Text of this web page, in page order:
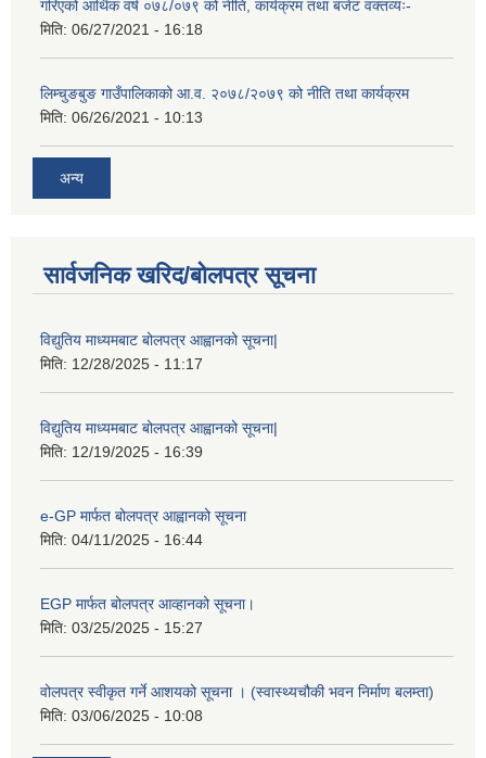
गरिएको आर्थिक वर्ष ०७८/०७९ को नीति, कार्यक्रम तथा बजेट वक्तव्यः-
मिति: 06/27/2021 - 16:18
लिम्चुङबुङ गाउँपालिकाको आ.व. २०७८/२०७९ को नीति तथा कार्यक्रम
मिति: 06/26/2021 - 10:13
अन्य
सार्वजनिक खरिद/बोलपत्र सूचना
विद्युतिय माध्यमबाट बोलपत्र आह्वानको सूचना|
मिति: 12/28/2025 - 11:17
विद्युतिय माध्यमबाट बोलपत्र आह्वानको सूचना|
मिति: 12/19/2025 - 16:39
e-GP मार्फत बोलपत्र आह्वानको सूचना
मिति: 04/11/2025 - 16:44
EGP मार्फत बोलपत्र आव्हानको सूचना।
मिति: 03/25/2025 - 15:27
वोलपत्र स्वीकृत गर्ने आशयको सूचना । (स्वास्थ्यचौकी भवन निर्माण बलम्ता)
मिति: 03/06/2025 - 10:08